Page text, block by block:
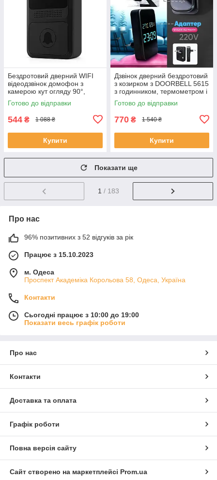
Бездротовий дверний WIFI
відеодзвінок домофон з
камерою кут огляду 90°,
нічне бачення, мобільний
додаток FE-50
Готово до відправки
544 ₴ 1 088 ₴
Купити
Дзвінок дверний бездротовий
з козирком з DOORBELL 5615
з годинником, термометром і
показником вологості RA-32
Готово до відправки
770 ₴ 1 540 ₴
Купити
Показати ще
1 / 183
Про нас
96% позитивних з 52 відгуків за рік
Працює з 15.10.2023
м. Одеса
Проспект Академіка Корольова 58, Одеса, Україна
Контакти
Сьогодні працює з 10:00 до 19:00
Показати весь графік роботи
Про нас
Контакти
Доставка та оплата
Графік роботи
Повна версія сайту
Сайт створено на маркетплейсі Prom.ua